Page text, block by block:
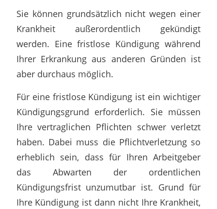
Sie können grundsätzlich nicht wegen einer
Krankheit außerordentlich gekündigt
werden. Eine fristlose Kündigung während
Ihrer Erkrankung aus anderen Gründen ist
aber durchaus möglich.
Für eine fristlose Kündigung ist ein wichtiger
Kündigungsgrund erforderlich. Sie müssen
Ihre vertraglichen Pflichten schwer verletzt
haben. Dabei muss die Pflichtverletzung so
erheblich sein, dass für Ihren Arbeitgeber
das Abwarten der ordentlichen
Kündigungsfrist unzumutbar ist. Grund für
Ihre Kündigung ist dann nicht Ihre Krankheit,